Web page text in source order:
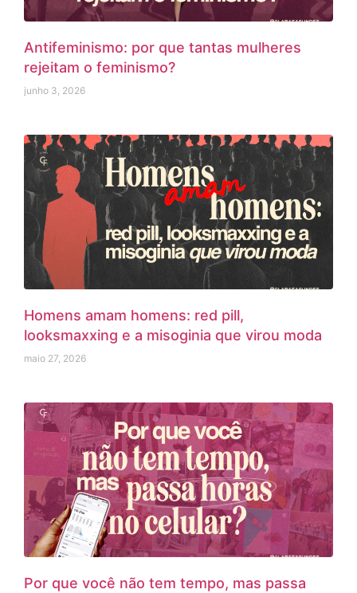
Antifeminismo: por que tantas mulheres
rejeitam o feminismo?
junho 3, 2026
Homens amam homens: red pill,
looksmaxxing e a misoginia que virou moda
maio 27, 2026
Por que você não tem tempo, mas passa